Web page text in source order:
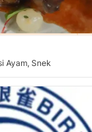
Ayam, Snek